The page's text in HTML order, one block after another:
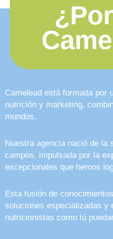
Camelead está formada por
nutrición y marketing,
mundos.
Nuestra agencia nació de la
campos, impulsada por la
excepcionales que hemos
Esta fusión de
soluciones especializadas y
nutricionistas como tú